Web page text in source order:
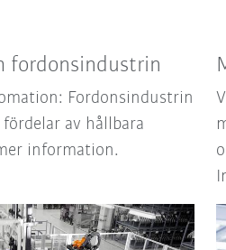
fordonsindustrin
Fordonsindustrin
av hållbara
information.